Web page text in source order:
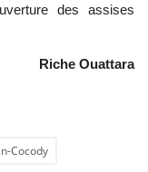
des assises
Riche Ouattara
Cocody